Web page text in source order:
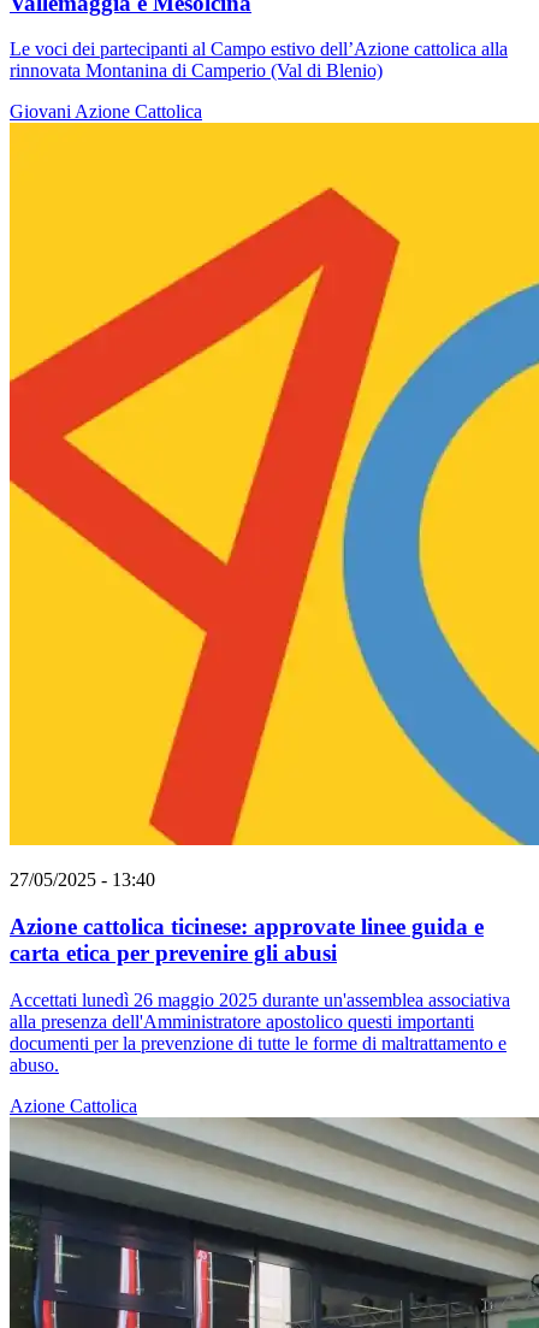
Le voci dei partecipanti al Campo estivo dell’Azione cattolica alla
rinnovata Montanina di Camperio (Val di Blenio)
Giovani Azione Cattolica
27/05/2025 - 13:40
Azione cattolica ticinese: approvate linee guida e
carta etica per prevenire gli abusi
Accettati lunedì 26 maggio 2025 durante un'assemblea associativa
alla presenza dell'Amministratore apostolico questi importanti
documenti per la prevenzione di tutte le forme di maltrattamento e
abuso.
Azione Cattolica